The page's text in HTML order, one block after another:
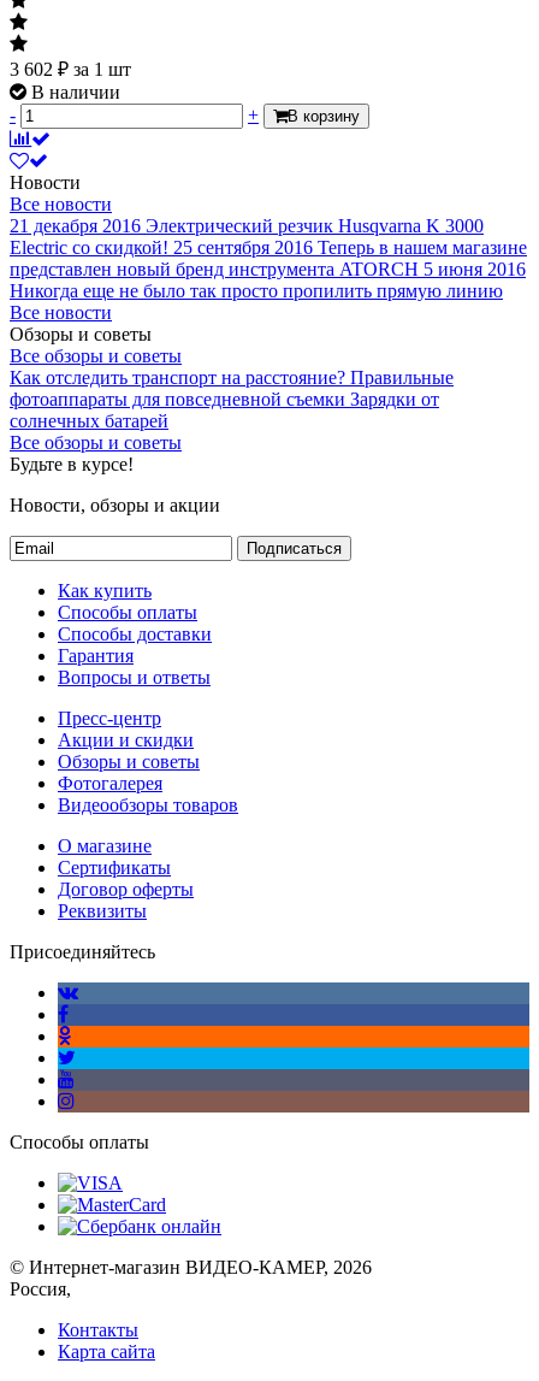
3 602 ₽ за 1 шт
В наличии
-
+ В корзину
Новости
Все новости
21 декабря 2016 Электрический резчик Husqvarna K 3000
Electric со скидкой! 25 сентября 2016 Теперь в нашем магазине
представлен новый бренд инструмента ATORCH 5 июня 2016
Никогда еще не было так просто пропилить прямую линию
Все новости
Обзоры и советы
Все обзоры и советы
Как отследить транспорт на расстояние? Правильные
фотоаппараты для повседневной съемки Зарядки от
солнечных батарей
Все обзоры и советы
Будьте в курсе!
Новости, обзоры и акции
Подписаться
Как купить
Способы оплаты
Способы доставки
Гарантия
Вопросы и ответы
Пресс-центр
Акции и скидки
Обзоры и советы
Фотогалерея
Видеообзоры товаров
О магазине
Сертификаты
Договор оферты
Реквизиты
Присоединяйтесь
Способы оплаты
© Интернет-магазин ВИДЕО-КАМЕР, 2026
Россия,
Контакты
Карта сайта